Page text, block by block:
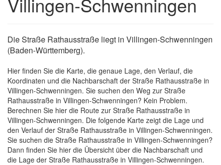
Die Straße Rathausstraße liegt in Villingen-Schwenningen
(Baden-Württemberg).
Hier finden Sie die Karte, die genaue Lage, den Verlauf, die
Koordinaten und die Nachbarschaft der Straße Rathausstraße in
Villingen-Schwenningen. Sie suchen den Weg zur Straße
Rathausstraße in Villingen-Schwenningen? Kein Problem.
Berechnen Sie hier die Route zur Straße Rathausstraße in
Villingen-Schwenningen. Die folgende Karte zeigt die Lage und
den Verlauf der Straße Rathausstraße in Villingen-Schwenningen.
Sie suchen die Straße Rathausstraße in Villingen-Schwenningen?
Dann finden Sie hier die Übersicht über die Nachbarschaft und
die Lage der Straße Rathausstraße in Villingen-Schwenningen.